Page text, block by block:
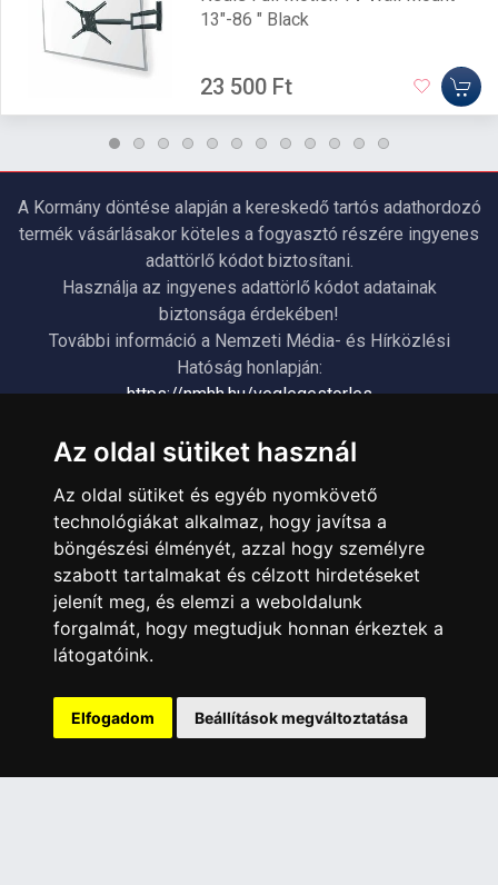
Az oldal sütiket használ
Az oldal sütiket és egyéb nyomkövető
technológiákat alkalmaz, hogy javítsa a
böngészési élményét, azzal hogy személyre
szabott tartalmakat és célzott hirdetéseket
jelenít meg, és elemzi a weboldalunk
forgalmát, hogy megtudjuk honnan érkeztek a
látogatóink.
Elfogadom Beállítások megváltoztatása
13"-86 " Black
23 500 Ft
A Kormány döntése alapján a kereskedő tartós adathordozó
termék vásárlásakor köteles a fogyasztó részére ingyenes
adattörlő kódot biztosítani.
Használja az ingyenes adattörlő kódot adatainak
biztonsága érdekében!
További információ a Nemzeti Média- és Hírközlési
Hatóság honlapján:
https://nmhh.hu/veglegestorles
ÜGYFÉLSZOLGÁLAT
Elérhetőségek
Garanciális Ügyintézés
Webszolgáltatás
Üzleteinkben az elektronikus fizetés mód kizárólag átutalással
érhető el, bankkártyás fizetésre nincs lehetőség.
INFORMÁCIÓK
Adatkezelési nyilatkozat